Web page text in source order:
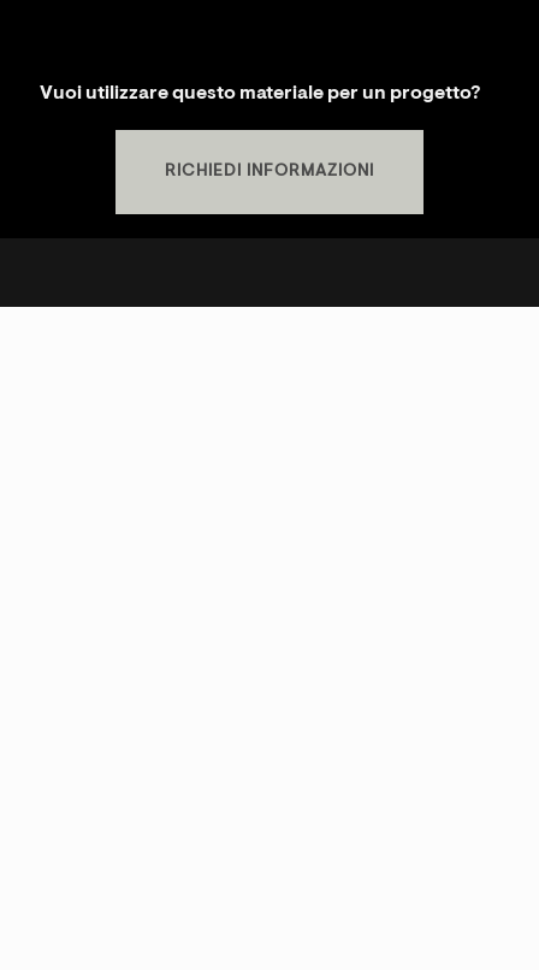
Vuoi utilizzare questo materiale per un progetto?
RICHIEDI INFORMAZIONI